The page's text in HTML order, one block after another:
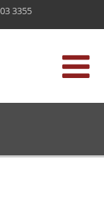
3355